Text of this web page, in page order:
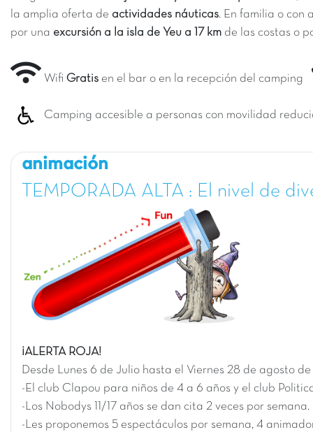
la amplia oferta de actividades náuticas. En familia o con
por una excursión a la isla de Yeu a 17 km de las costas o
Wifi Gratis en el bar o en la recepción del camping
Camping accesible a personas con movilidad
animación
TEMPORADA ALTA : El nivel de
¡ALERTA ROJA!
Desde Lunes 6 de Julio hasta el Viernes 28 de agosto
-El club Clapou para niños de 4 a 6 años y el club
-Los Nobodys 11/17 años se dan cita 2 veces por semana.
-Les proponemos 5 espectáculos por semana, 4